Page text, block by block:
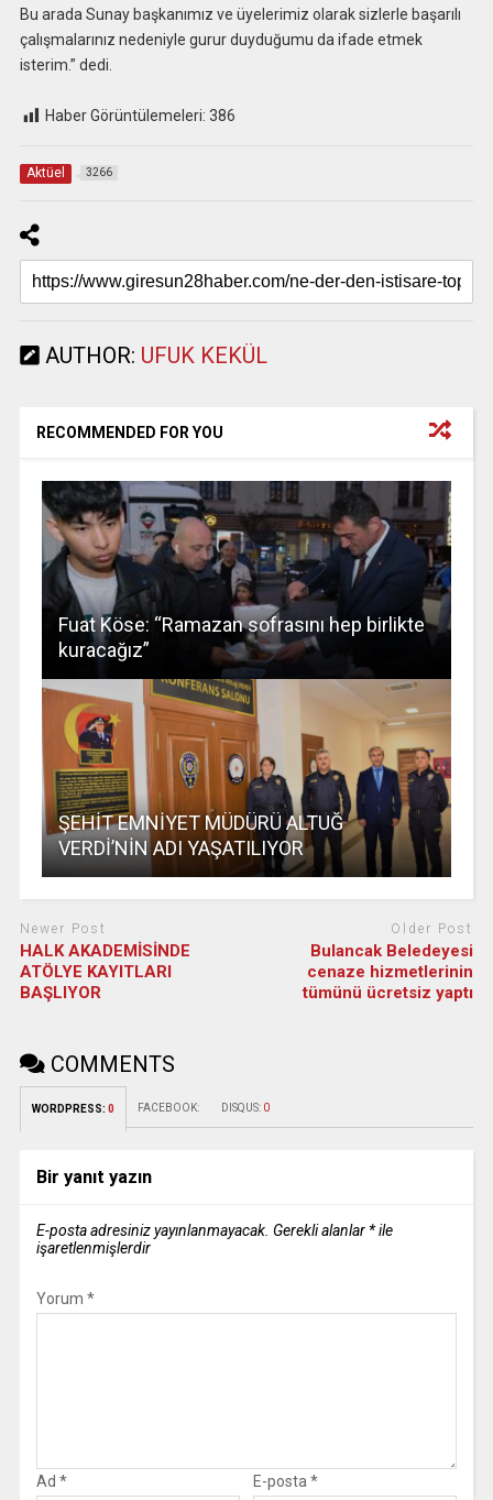
Bu arada Sunay başkanımız ve üyelerimiz olarak sizlerle başarılı
çalışmalarınız nedeniyle gurur duyduğumu da ifade etmek
isterim.” dedi.
Haber Görüntülemeleri: 386
Aktüel 3266
AUTHOR: UFUK KEKÜL
RECOMMENDED FOR YOU
Fuat Köse: “Ramazan sofrasını hep birlikte
kuracağız”
ŞEHİT EMNİYET MÜDÜRÜ ALTUĞ
VERDİ’NİN ADI YAŞATILIYOR
Newer Post
HALK AKADEMİSİNDE
ATÖLYE KAYITLARI
BAŞLIYOR
Older Post
Bulancak Beledeyesi
cenaze hizmetlerinin
tümünü ücretsiz yaptı
COMMENTS
WORDPRESS: 0 FACEBOOK: DISQUS: 0
Bir yanıt yazın
E-posta adresiniz yayınlanmayacak. Gerekli alanlar *ile
işaretlenmişlerdir
Yorum *
Ad * E-posta*